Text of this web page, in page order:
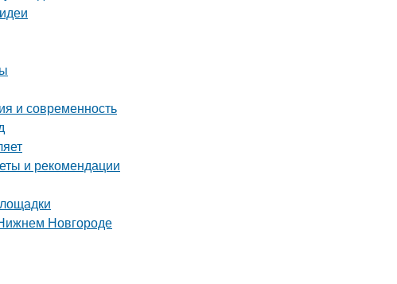
и современность
и рекомендации
Новгороде